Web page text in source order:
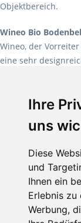
Ihre
uns
Diese
und
Ihnen ein
Erlebnis zu
Werbung,
Objektbereich.
Wineo Bio
Wineo, der
eine sehr
Weichmacher und
Verlegearten ist er
Empfehlung:Wineo
Teppiche für ein
Teppich in Ihrem
60cm. Vor allem
Oberfläche ein
Fletco Fluffy und